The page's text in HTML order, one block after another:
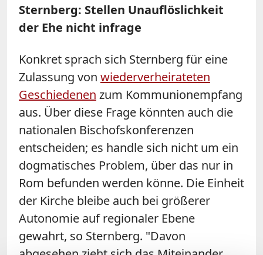
Sternberg: Stellen Unauflöslichkeit
der Ehe nicht infrage
Konkret sprach sich Sternberg für eine
Zulassung von wiederverheirateten
Geschiedenen zum Kommunionempfang
aus. Über diese Frage könnten auch die
nationalen Bischofskonferenzen
entscheiden; es handle sich nicht um ein
dogmatisches Problem, über das nur in
Rom befunden werden könne. Die Einheit
der Kirche bleibe auch bei größerer
Autonomie auf regionaler Ebene
gewahrt, so Sternberg. "Davon